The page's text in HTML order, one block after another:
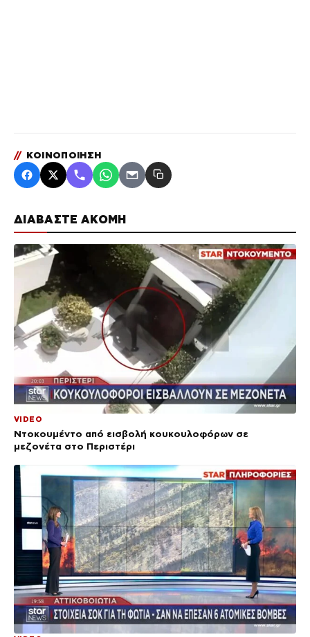
ΔΙΑΒΑΣΤΕ ΑΚΟΜΗ
VIDEO
Ντοκουμέντο από εισβολή κουκουλοφόρων σε
μεζονέτα στο Περιστέρι
// ΚΟΙΝΟΠΟΙΗΣΗ